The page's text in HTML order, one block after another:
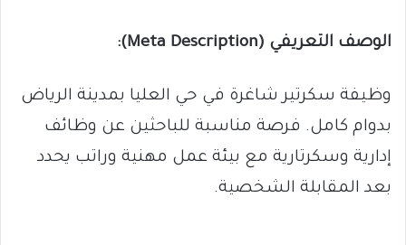
الوصف التعريفي (Meta Description):
وظيفة سكرتير شاغرة في حي العليا بمدينة الرياض
بدوام كامل. فرصة مناسبة للباحثين عن وظائف
إدارية وسكرتارية مع بيئة عمل مهنية وراتب يحدد
بعد المقابلة الشخصية.